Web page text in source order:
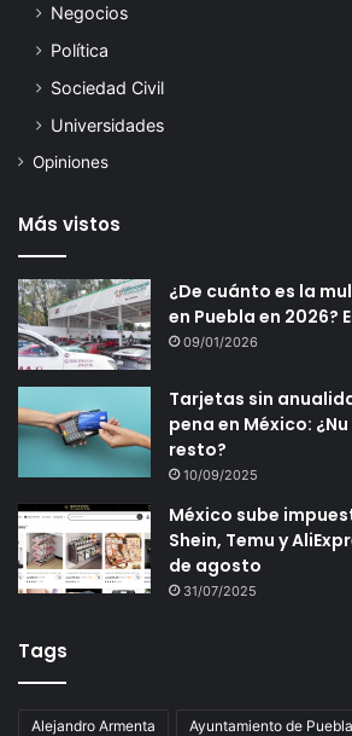
Negocios
Política
Sociedad Civil
Universidades
Opiniones
Más vistos
¿De cuánto es la
en Puebla en 2026?
09/01/2026
Tarjetas sin
pena en México:
resto?
10/09/2025
México sube
Shein, Temu y
de agosto
31/07/2025
Tags
Alejandro Armenta Ayuntamiento de Puebla